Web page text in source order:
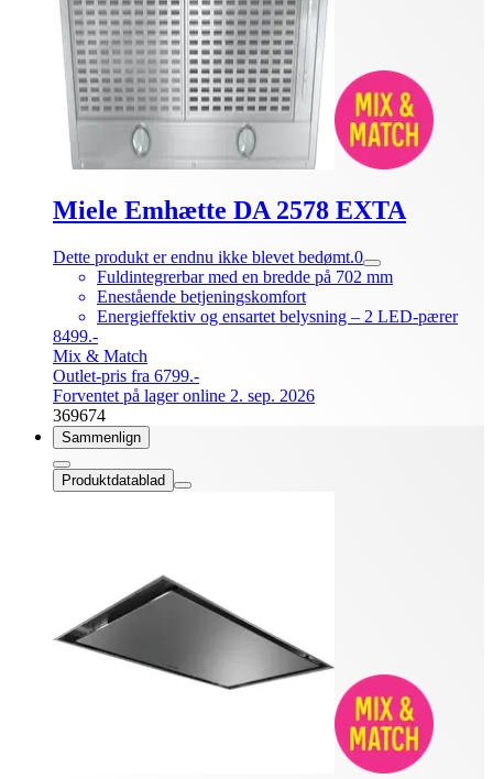
Miele Emhætte DA 2578 EXTA
Dette produkt er endnu ikke blevet bedømt.0
Fuldintegrerbar med en bredde på 702 mm
Enestående betjeningskomfort
Energieffektiv og ensartet belysning – 2 LED-pærer
8499.-
Mix & Match
Outlet-pris fra 6799.-
Forventet på lager online 2. sep. 2026
369674
Sammenlign
Produktdatablad